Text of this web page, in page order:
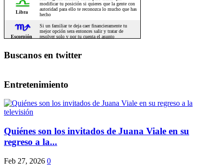
Buscanos en twitter
Entretenimiento
Quiénes son los invitados de Juana Viale en su
regreso a la...
Feb 27, 2026 0